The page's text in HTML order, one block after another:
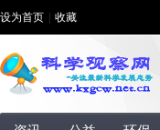
设为首页 收藏